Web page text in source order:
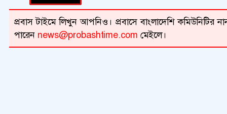
প্রবাস টাইমে লিখুন আপনিও। প্রবাসে বাংলাদেশি কমিউনিটির
পারেন news@probashtime.com মেইলে।